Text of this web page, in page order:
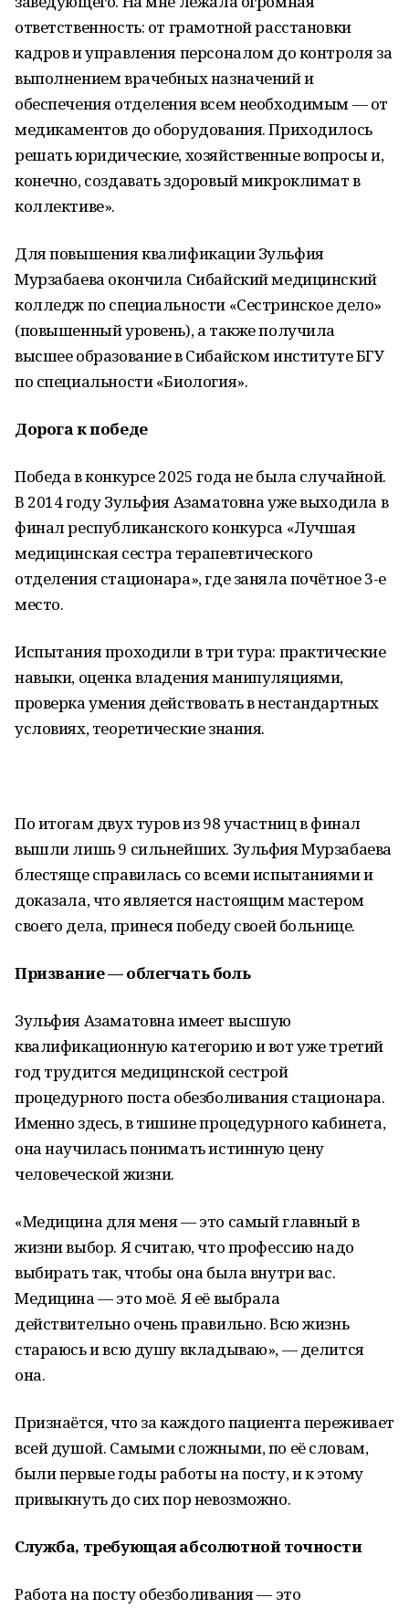
ответственность: от грамотной расстановки
кадров и управления персоналом до контроля за
выполнением врачебных назначений и
обеспечения отделения всем необходимым — от
медикаментов до оборудования. Приходилось
решать юридические, хозяйственные вопросы и,
конечно, создавать здоровый микроклимат в
коллективе».
Для повышения квалификации Зульфия
Мурзабаева окончила Сибайский медицинский
колледж по специальности «Сестринское дело»
(повышенный уровень), а также получила
высшее образование в Сибайском институте БГУ
по специальности «Биология».
Дорога к победе
Победа в конкурсе 2025 года не была случайной.
В 2014 году Зульфия Азаматовна уже выходила в
финал республиканского конкурса «Лучшая
медицинская сестра терапевтического
отделения стационара», где заняла почётное 3-е
место.
Испытания проходили в три тура: практические
навыки, оценка владения манипуляциями,
проверка умения действовать в нестандартных
условиях, теоретические знания.
По итогам двух туров из 98 участниц в финал
вышли лишь 9 сильнейших. Зульфия Мурзабаева
блестяще справилась со всеми испытаниями и
доказала, что является настоящим мастером
своего дела, принеся победу своей больнице.
Призвание — облегчать боль
Зульфия Азаматовна имеет высшую
квалификационную категорию и вот уже третий
год трудится медицинской сестрой
процедурного поста обезболивания стационара.
Именно здесь, в тишине процедурного кабинета,
она научилась понимать истинную цену
человеческой жизни.
«Медицина для меня — это самый главный в
жизни выбор. Я считаю, что профессию надо
выбирать так, чтобы она была внутри вас.
Медицина — это моё. Я её выбрала
действительно очень правильно. Всю жизнь
стараюсь и всю душу вкладываю», — делится
она.
Признаётся, что за каждого пациента переживает
всей душой. Самыми сложными, по её словам,
были первые годы работы на посту, и к этому
привыкнуть до сих пор невозможно.
Служба, требующая абсолютной точности
Работа на посту обезболивания — это